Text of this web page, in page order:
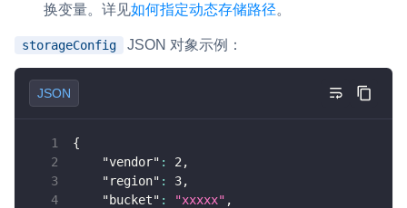
换变量。详见如何指定动态存储路径。
storageConfig JSON 对象示例：
JSON
{
"vendor" : 2 ,
"region" : 3,
"bucket" : "xxxxx" ,